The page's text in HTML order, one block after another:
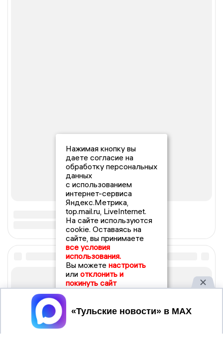
Нажимая кнопку вы
даете согласие на
обработку персональных
данных
с использованием
интернет-сервиса
Яндекс.Метрика,
top.mail.ru, LiveInternet.
На сайте используются
cookie. Оставаясь на
сайте, вы принимаете
все условия
использования.
Вы можете настроить
или отклонить и
покинуть сайт
Принять